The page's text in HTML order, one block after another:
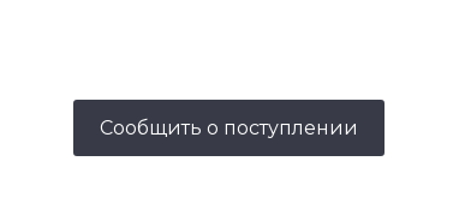
Сообщить о поступлении